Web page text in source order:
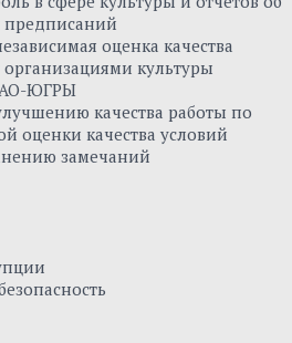
оценка качества
организациями культуры
ЮГРЫ
качества работы по
оценки качества условий
замечаний